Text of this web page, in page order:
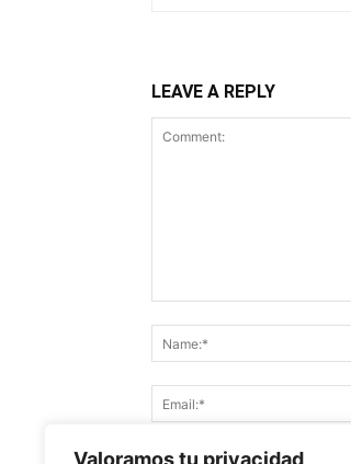
Valoramos tu privacidad
LEAVE A REPLY